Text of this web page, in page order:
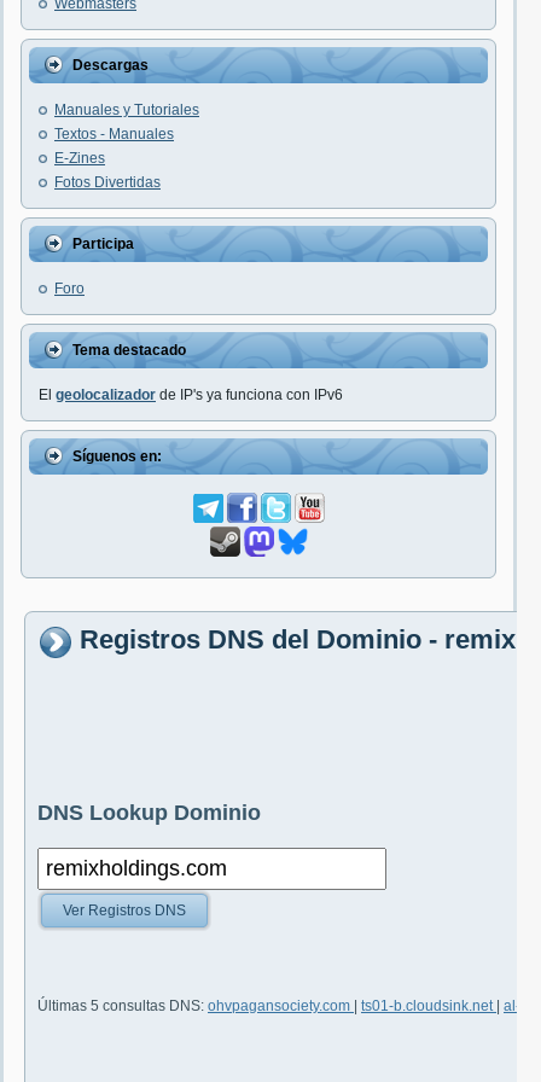
Webmasters
Descargas
Manuales y Tutoriales
Textos - Manuales
E-Zines
Fotos Divertidas
Participa
Foro
Tema destacado
El geolocalizador de IP's ya funciona con IPv6
Síguenos en:
Registros DNS del Dominio -
DNS Lookup Dominio
Ver Registros DNS
Últimas 5 consultas DNS: ohvpagansociety.com ts01-b.cloudsink.net al-